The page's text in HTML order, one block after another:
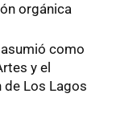
orgánica
como
y el
Los Lagos